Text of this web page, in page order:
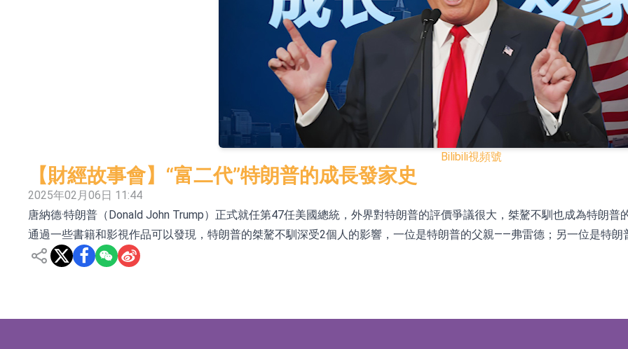
依米康：海外交付以東南亞、中東市場為主 並已取得歐美相關認證
上交所：財通多策略福鑫定期開放靈活配置混合型發起式證券投資基金臨時停牌
上交所：景順長城全球半導體芯片產業股票型證券投資基金臨時停牌
【異動股】港股跌幅榜前十，卡森國際(00496.HK)跌22.40%，九福來(08611.HK)跌21.01%
【異動股】港股漲幅榜前十，拿森科技(02261.HK)漲+75.05%，辰興發展(02286.HK)漲+64.91%
神火股份：新疆神火鋁水轉化率已100%
【異動股】焦炭Ⅲ板塊下挫，陝西黑貓(601015.CN)跌8.38%
浙江證監局對財通證券股份有限公司採取出具警示函措施
Bilibili視頻號
【財經故事會】“富二代”特朗普的成長發家史
2025年02月06日 11:44
唐納德·特朗普（Donald John Trump）正式就任第47任美國總統，外界對特朗普的評價爭議很大，桀驁不馴也成為特朗普
通過一些書籍和影視作品可以發現，特朗普的桀驁不馴深受2個人的影響，一位是特朗普的父親——弗雷德；另一位是特朗